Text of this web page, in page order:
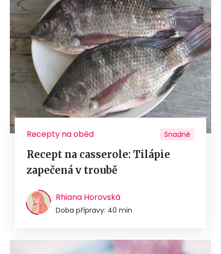
Recepty na oběd Snadné
Recept na casserole: Tilápie
zapečená v troubě
Rhiana Horovská
Doba přípravy: 40 min